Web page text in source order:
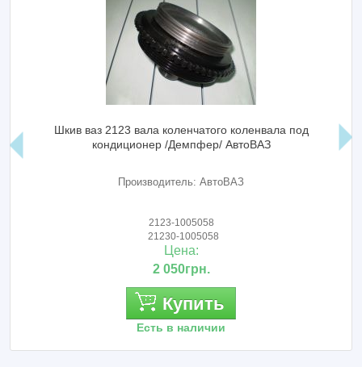
Шкив ваз 2123 вала коленчатого коленвала под
кондиционер /Демпфер/ АвтоВАЗ
Производитель: АвтоВАЗ
2123-1005058
21230-1005058
Цена:
2 050грн.
Купить
Есть в наличии